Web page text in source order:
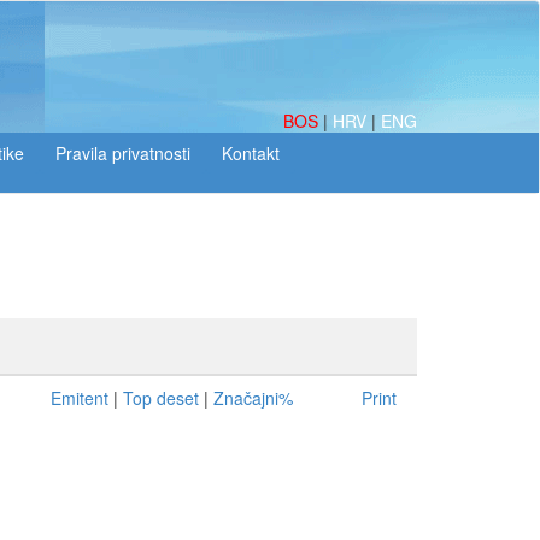
BOS | HRV | ENG
Emitent | Top deset | Značajni% Print